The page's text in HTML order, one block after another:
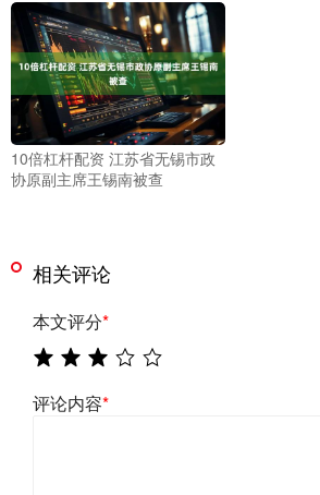
10倍杠杆配资 江苏省无锡市政
协原副主席王锡南被查
相关评论
本文评分*
评论内容*